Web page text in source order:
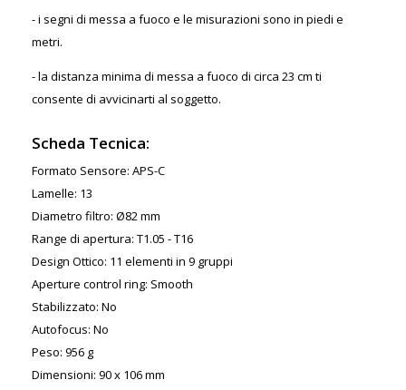
- i segni di messa a fuoco e le misurazioni sono in piedi e
metri.
- la distanza minima di messa a fuoco di circa 23 cm ti
consente di avvicinarti al soggetto.
Scheda Tecnica:
Formato Sensore: APS-C
Lamelle: 13
Diametro filtro: Ø82 mm
Range di apertura: T1.05 - T16
Design Ottico: 11 elementi in 9 gruppi
Aperture control ring: Smooth
Stabilizzato: No
Autofocus: No
Peso: 956 g
Dimensioni: 90 x 106 mm